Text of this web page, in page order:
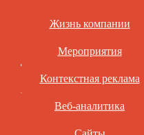
Жизнь компании
Мероприятия
Контекстная реклама
Веб-аналитика
Нет времени читать?
Подпишись
Нет времени
читать?